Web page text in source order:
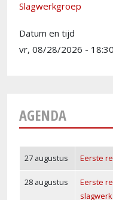
Slagwerkgroep
Datum en tijd
vr, 08/28/2026 - 18:30
AGENDA
27 augustus Eerste
28 augustus
Eerste